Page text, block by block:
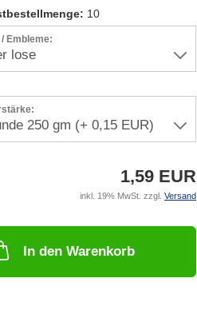
10
Embleme:
1,59 EUR
inkl. 19% MwSt. zzgl. Versand
In den Warenkorb